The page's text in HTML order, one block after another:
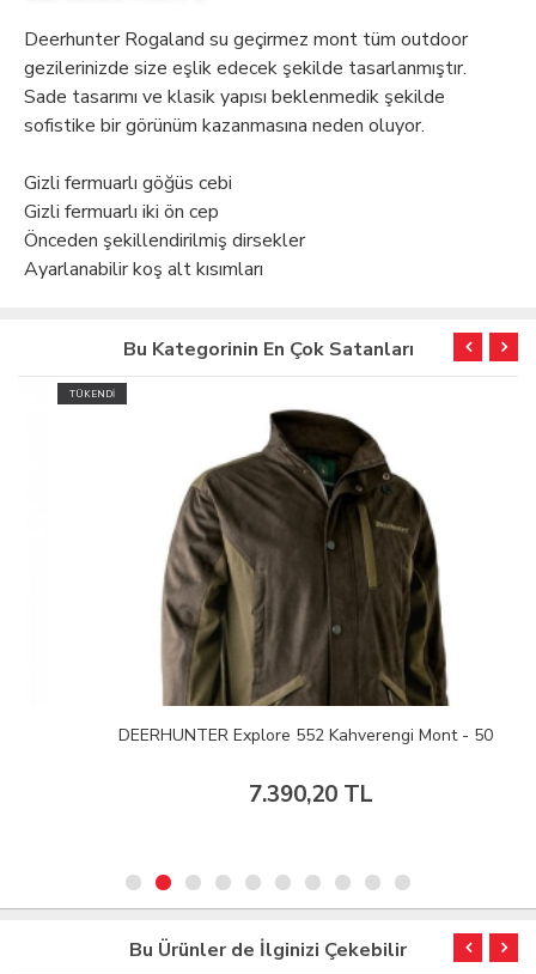
Deerhunter Rogaland su geçirmez mont tüm outdoor
gezilerinizde size eşlik edecek şekilde tasarlanmıştır.
Sade tasarımı ve klasik yapısı beklenmedik şekilde
sofistike bir görünüm kazanmasına neden oluyor.
Gizli fermuarlı göğüs cebi
Gizli fermuarlı iki ön cep
Önceden şekillendirilmiş dirsekler
Ayarlanabilir koş alt kısımları
Bu Kategorinin En Çok Satanları
TÜKENDİ
DEERHUNTER Explore 552 Kahverengi Mont - 50
7.390,20 TL
Bu Ürünler de İlginizi Çekebilir